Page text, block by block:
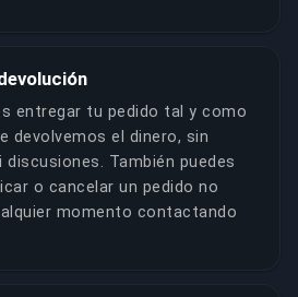
entregar tu pedido tal y como
devolvemos el dinero, sin
También puedes
o cancelar un pedido no
momento contactando